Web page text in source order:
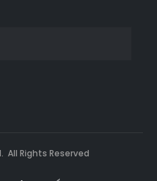
All Rights Reserved